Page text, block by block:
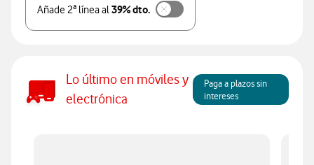
Añade 2ª línea al39% dto.
Lo último en móviles y
electrónica
Paga a plazos sin
intereses